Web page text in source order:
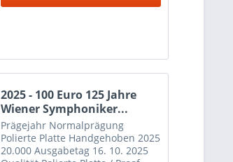
2025 - 100 Euro 125 Jahre
Wiener Symphoniker...
Prägejahr Normalprägung
Polierte Platte Handgehoben 2025
20.000 Ausgabetag 16. 10. 2025